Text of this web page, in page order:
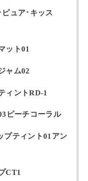
ュア･キッス
ット01
ャム02
ィントRD-1
ピーチコーラル
プティント01アン
CT1